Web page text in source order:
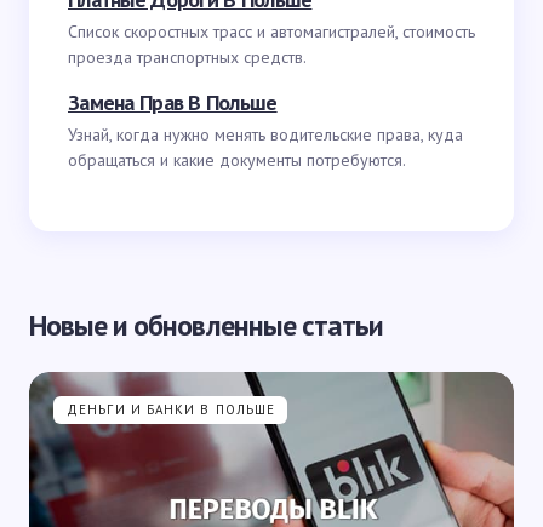
Список скоростных трасс и автомагистралей, стоимость
проезда транспортных средств.
Замена Прав В Польше
Узнай, когда нужно менять водительские права, куда
обращаться и какие документы потребуются.
Новые и обновленные статьи
ДЕНЬГИ И БАНКИ В ПОЛЬШЕ